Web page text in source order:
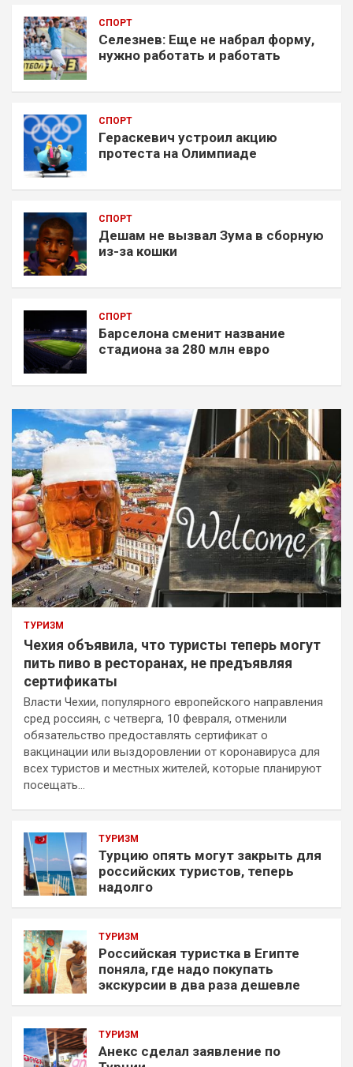
СПОРТ
Селезнев: Еще не набрал форму,
нужно работать и работать
СПОРТ
Гераскевич устроил акцию
протеста на Олимпиаде
СПОРТ
Дешам не вызвал Зума в сборную
из-за кошки
СПОРТ
Барселона сменит название
стадиона за 280 млн евро
ТУРИЗМ
Чехия объявила, что туристы теперь могут
пить пиво в ресторанах, не предъявляя
сертификаты
Власти Чехии, популярного европейского направления
сред россиян, с четверга, 10 февраля, отменили
обязательство предоставлять сертификат о
вакцинации или выздоровлении от коронавируса для
всех туристов и местных жителей, которые планируют
посещать…
ТУРИЗМ
Турцию опять могут закрыть для
российских туристов, теперь
надолго
ТУРИЗМ
Российская туристка в Египте
поняла, где надо покупать
экскурсии в два раза дешевле
ТУРИЗМ
Анекс сделал заявление по